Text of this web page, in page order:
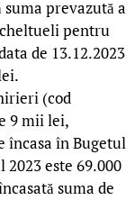
prevazută a
pentru
de 13.12.2023
(cod
9 mii lei,
încasa în Bugetul
este 69.000
suma de